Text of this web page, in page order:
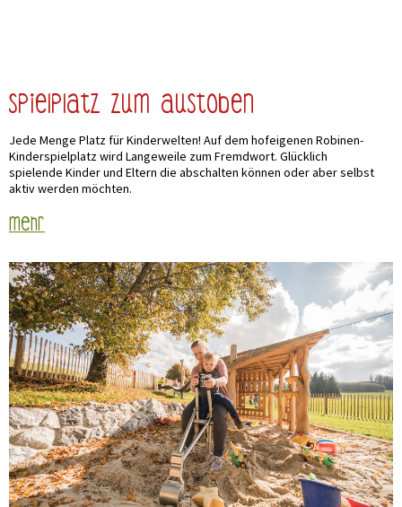
Spielplatz zum Austoben
Jede Menge Platz für Kinderwelten! Auf dem hofeigenen Robinen-
Kinderspielplatz wird Langeweile zum Fremdwort. Glücklich
spielende Kinder und Eltern die abschalten können oder aber selbst
aktiv werden möchten.
mehr